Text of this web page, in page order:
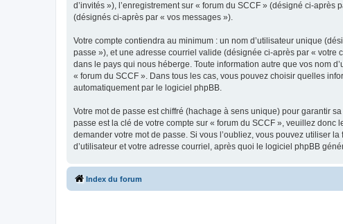
d’invités »), l’enregistrement sur « forum du SCCF » (désigné ci-
(désignés ci-après par « vos messages »).
Votre compte contiendra au minimum : un nom d’utilisateur unique
passe »), et une adresse courriel valide (désignée ci-après par «
dans le pays qui nous héberge. Toute information autre que vos nom
« forum du SCCF ». Dans tous les cas, vous pouvez choisir quelles
automatiquement par le logiciel phpBB.
Votre mot de passe est chiffré (hachage à sens unique) pour garantir
passe est la clé de votre compte sur « forum du SCCF », veuillez
demander votre mot de passe. Si vous l’oubliez, vous pouvez utiliser
d’utilisateur et votre adresse courriel, après quoi le logiciel phpBB
Index du forum